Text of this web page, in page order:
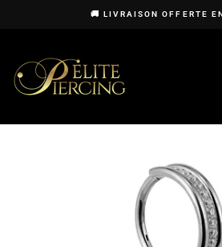
🚚 LIVRAISON OFFERTE